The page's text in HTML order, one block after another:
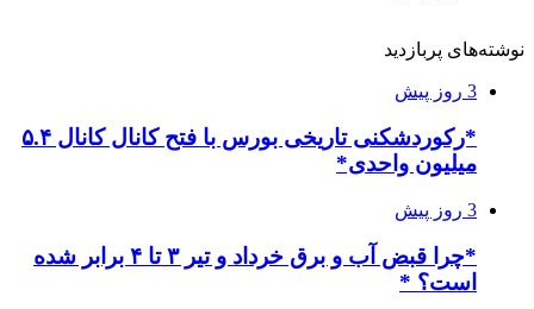
نوشته‌های پربازدید
3 روز پیش
*رکوردشکنی تاریخی بورس با فتح کانال کانال ۵.۴
میلیون واحدی*
3 روز پیش
*چرا قبض آب و برق خرداد و تیر ۳ تا ۴ برابر شده
است؟ *